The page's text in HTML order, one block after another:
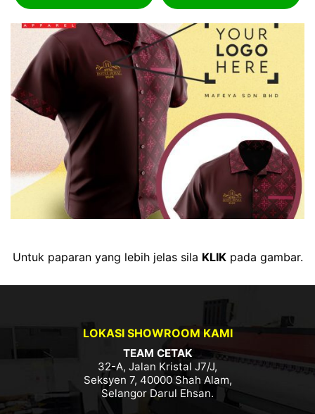
Untuk paparan yang lebih jelas sila KLIKpada gambar.
LOKASI SHOWROOM KAMI
TEAM CETAK
32-A, Jalan Kristal J7/J,
Seksyen 7, 40000 Shah Alam,
Selangor Darul Ehsan.